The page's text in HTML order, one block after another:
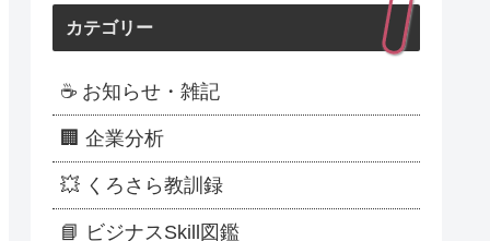
カテゴリー
☕ お知らせ・雑記
🏢 企業分析
💥 くろさら教訓録
📘 ビジナスSkill図鑑